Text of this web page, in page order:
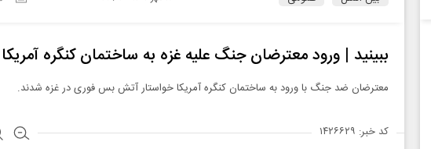
ببینید | ورود معترضان جنگ علیه غزه به ساختمان کنگره آمریکا
معترضان ضد جنگ با ورود به ساختمان کنگره آمریکا خواستار آتش‌ بس فوری در غزه شدند.
کد خبر: ۱۴۲۶۶۲۹